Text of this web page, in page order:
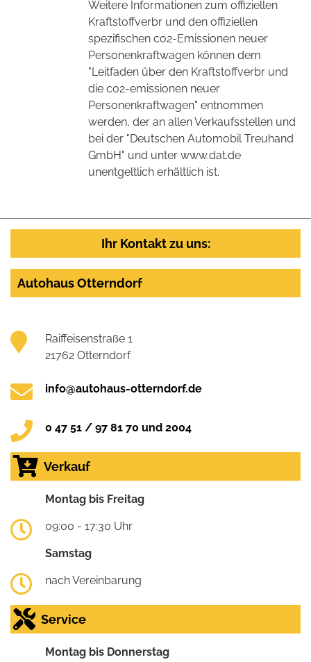
Weitere Informationen zum offiziellen
Kraftstoffverbr und den offiziellen
spezifischen co2-Emissionen neuer
Personenkraftwagen können dem
"Leitfaden über den Kraftstoffverbr und
die co2-emissionen neuer
Personenkraftwagen" entnommen
werden, der an allen Verkaufsstellen und
bei der "Deutschen Automobil Treuhand
GmbH" und unter www.dat.de
unentgeltlich erhältlich ist.
Ihr Kontakt zu uns:
Autohaus Otterndorf
Raiffeisenstraße 1
21762 Otterndorf
info@autohaus-otterndorf.de
0 47 51 / 97 81 70 und 2004
Verkauf
Montag bis Freitag
09:00 - 17:30 Uhr
Samstag
nach Vereinbarung
Service
Montag bis Donnerstag